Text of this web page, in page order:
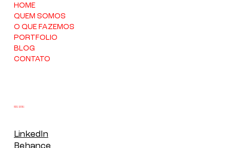
HOME
QUEM SOMOS
O QUE FAZEMOS
PORTFOLIO
BLOG
CONTATO
REDES SOCIAIS
Behance
LinkedIn